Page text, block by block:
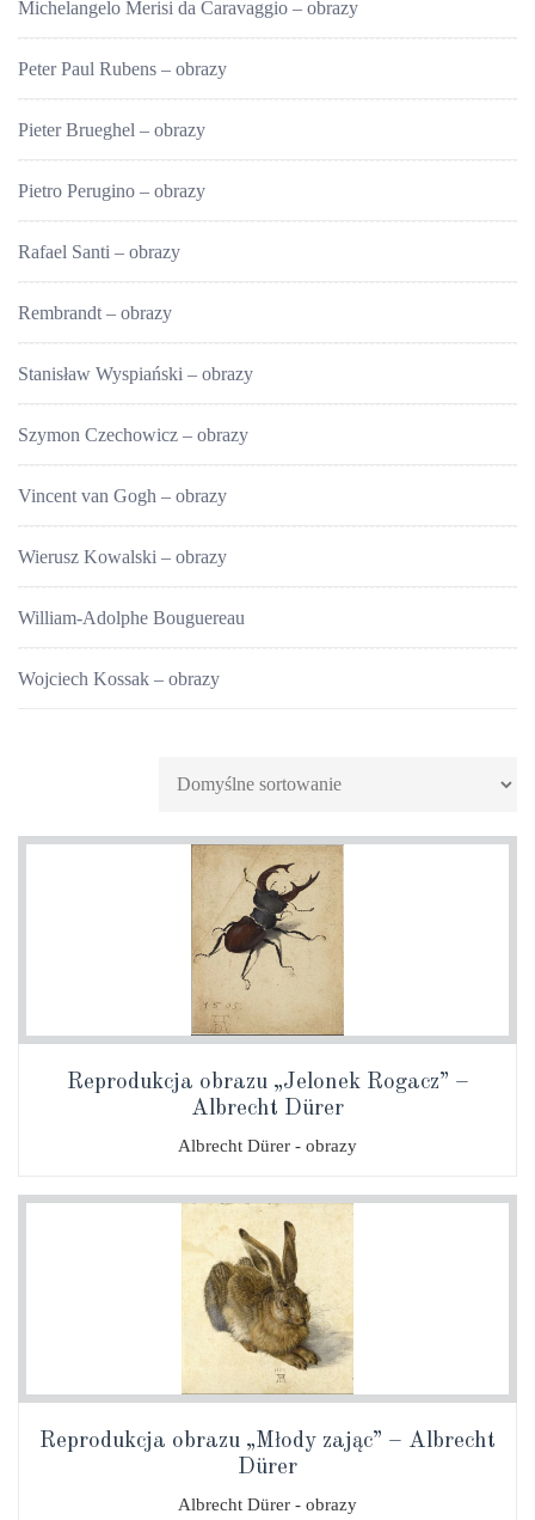
Michelangelo Merisi da Caravaggio – obrazy
Peter Paul Rubens – obrazy
Pieter Brueghel – obrazy
Pietro Perugino – obrazy
Rafael Santi – obrazy
Rembrandt – obrazy
Stanisław Wyspiański – obrazy
Szymon Czechowicz – obrazy
Vincent van Gogh – obrazy
Wierusz Kowalski – obrazy
William-Adolphe Bouguereau
Wojciech Kossak – obrazy
Reprodukcja obrazu „Jelonek Rogacz” –
Albrecht Dürer
Albrecht Dürer - obrazy
Reprodukcja obrazu „Młody zając” – Albrecht
Dürer
Albrecht Dürer - obrazy